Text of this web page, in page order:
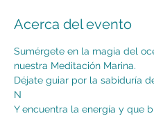
Acerca del evento
Sumérgete en la magia del
nuestra Meditación Marina.
Déjate guiar por la sabiduría
N
Y encuentra la energía y que